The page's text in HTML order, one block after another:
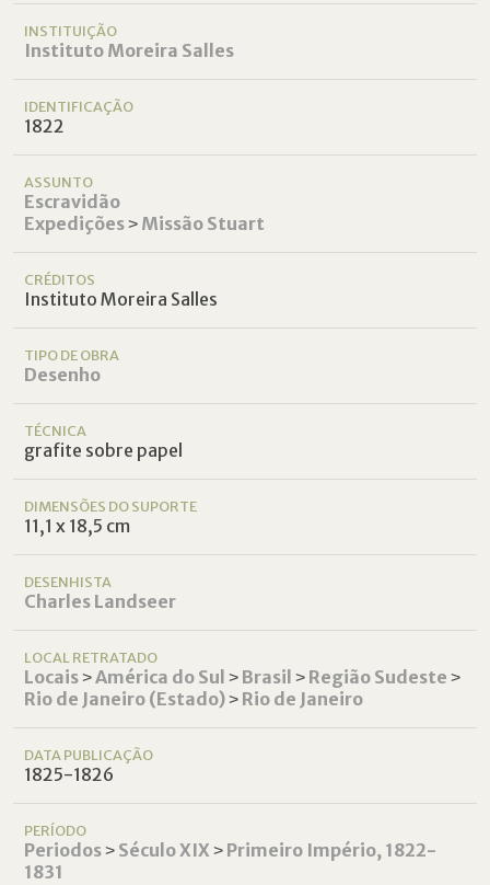
INSTITUIÇÃO
Instituto Moreira Salles
IDENTIFICAÇÃO
1822
ASSUNTO
Escravidão
Expedições˃ Missão Stuart
CRÉDITOS
Instituto Moreira Salles
TIPO DE OBRA
Desenho
TÉCNICA
grafite sobre papel
DIMENSÕES DO SUPORTE
11,1 x 18,5 cm
DESENHISTA
Charles Landseer
LOCAL RETRATADO
Locais˃América do Sul ˃ Brasil ˃ Região Sudeste ˃
Rio de Janeiro (Estado)˃ Rio de Janeiro
DATA PUBLICAÇÃO
1825-1826
PERÍODO
Periodos˃ Século XIX ˃ Primeiro Império, 1822-
1831